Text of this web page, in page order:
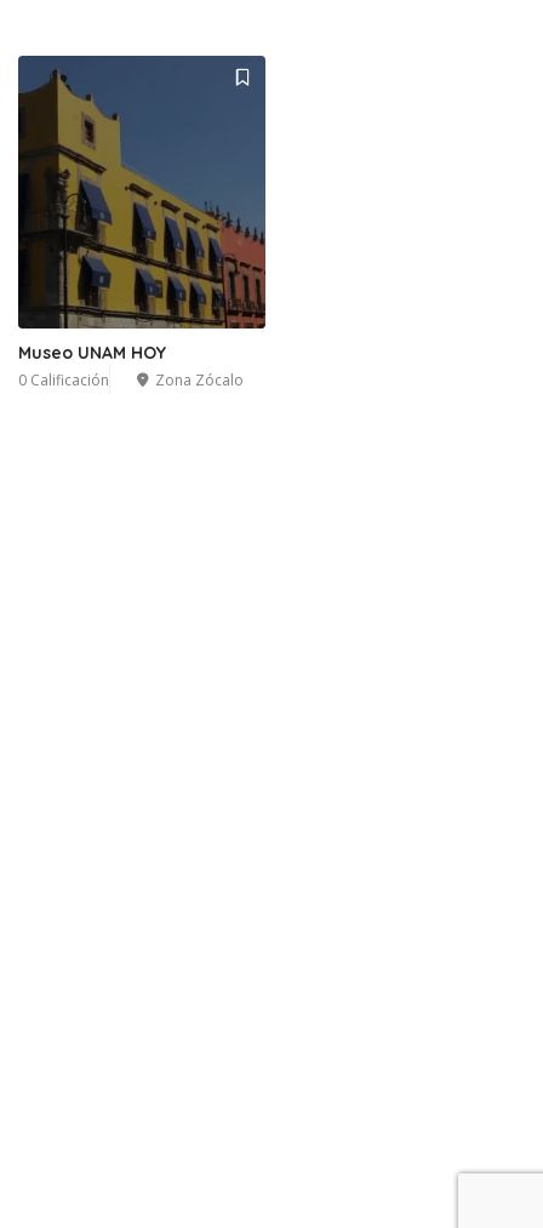
Museo UNAM HOY
0 Calificación Zona Zócalo